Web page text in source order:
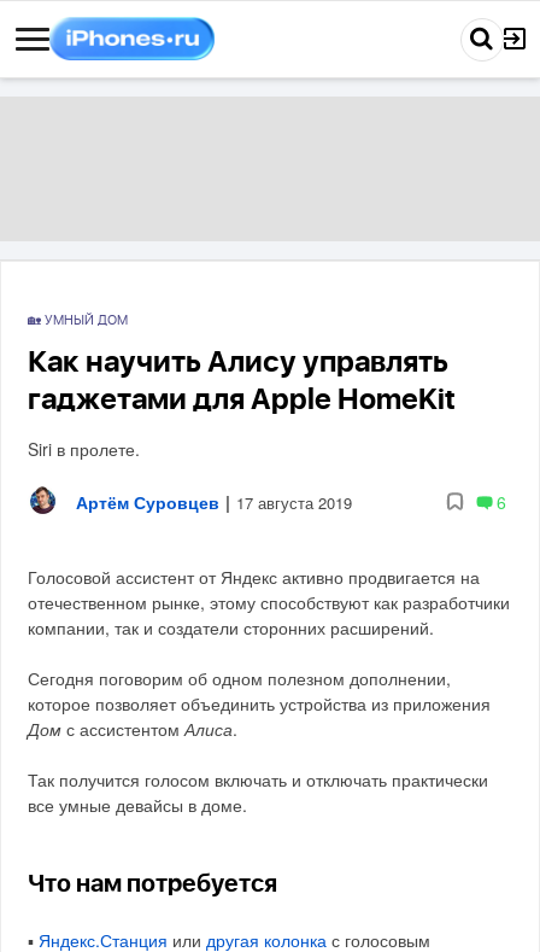
🏡 УМНЫЙ ДОМ
Как научить Алису управлять
гаджетами для Apple HomeKit
Siri в пролете.
Артём Суровцев | 17 августа 2019 6
Голосовой ассистент от Яндекс активно продвигается на
отечественном рынке, этому способствуют как разработчики
компании, так и создатели сторонних расширений.
Сегодня поговорим об одном полезном дополнении,
которое позволяет объединить устройства из приложения
Дом с ассистентомАлиса.
Так получится голосом включать и отключать практически
все умные девайсы в доме.
Что нам потребуется
▪️ Яндекс.Станция или другая колонка с голосовым